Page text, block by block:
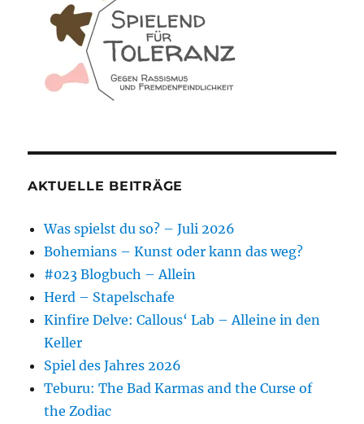
AKTUELLE BEITRÄGE
Was spielst du so? – Juli 2026
Bohemians – Kunst oder kann das weg?
#023 Blogbuch – Allein
Herd – Stapelschafe
Kinfire Delve: Callous‘ Lab – Alleine in den
Keller
Spiel des Jahres 2026
Teburu: The Bad Karmas and the Curse of
the Zodiac